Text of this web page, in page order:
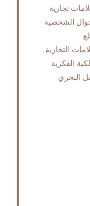
تجارية
الشخصية
التجارية
الفكرية
البحري